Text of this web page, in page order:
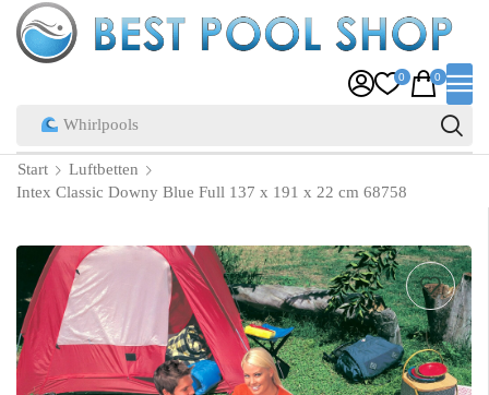
Pool Zubehör
0 0
Start
Luftbetten
Intex Classic Downy Blue Full 137 x 191 x 22 cm 68758